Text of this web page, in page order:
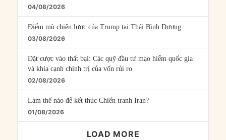
04/08/2026
Điểm mù chiến lược của Trump tại Thái Bình Dương
03/08/2026
Đặt cược vào thất bại: Các quỹ đầu tư mạo hiểm quốc gia
và khía cạnh chính trị của vốn rủi ro
02/08/2026
Làm thế nào để kết thúc Chiến tranh Iran?
01/08/2026
LOAD MORE